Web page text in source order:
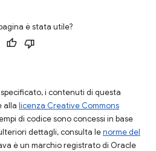
è stata utile?
i contenuti di questa
alla licenza Creative Commons
di codice sono concessi in base
dettagli, consulta lenorme del
è un marchio registrato di Oracle